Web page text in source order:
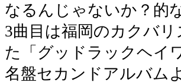
なるんじゃないか？的
3曲目は福岡のカクバ
た「グッドラックヘイ
名盤セカンドアルバム